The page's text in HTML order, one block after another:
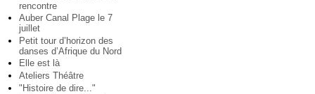
rencontre
Auber Canal Plage le 7
juillet
Petit tour d’horizon des
danses d’Afrique du Nord
Elle est là
Ateliers Théâtre
"Histoire de dire..."